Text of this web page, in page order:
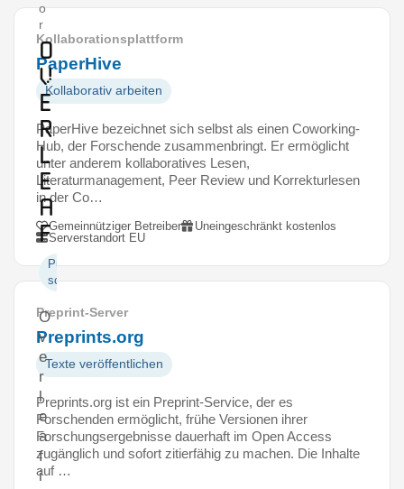
o
r
O
v
e
r
l
e
a
f
Publikationen
schreiben
O
v
e
r
l
e
a
f
i
Kollaborationsplattform
PaperHive
Kollaborativ arbeiten
PaperHive bezeichnet sich selbst als einen Coworking-
Hub, der Forschende zusammenbringt. Er ermöglicht
unter anderem kollaboratives Lesen,
Literaturmanagement, Peer Review und Korrekturlesen
in der Co…
Gemeinnütziger Betreiber
Uneingeschränkt kostenlos
Serverstandort EU
Preprint-Server
Preprints.org
Texte veröffentlichen
Preprints.org ist ein Preprint-Service, der es
Forschenden ermöglicht, frühe Versionen ihrer
Forschungsergebnisse dauerhaft im Open Access
zugänglich und sofort zitierfähig zu machen. Die Inhalte
auf …